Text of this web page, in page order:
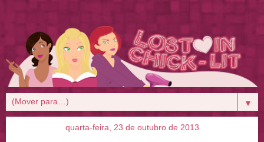
▼
quarta-feira, 23 de outubro de 2013